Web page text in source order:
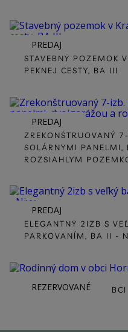
STAVEBNÝ POZEMOK
PEKNEJ CESTY, BA III
PREDAJ
ZREKONŠTRUOVANÝ
SOLÁRNYMI PANELMI,
ROZSIAHLYM
PREDAJ
ELEGANTNÝ 2IZB S
PARKOVANÍM, BA II -
PREDAJ
RODINNÝ DOM V
REZERVOVANÉ